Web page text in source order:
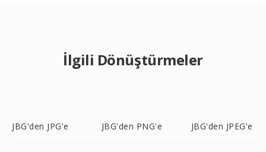
İlgili Dönüştürmeler
JBG'den JPG'e JBG'den PNG'e JBG'den JPEG'e